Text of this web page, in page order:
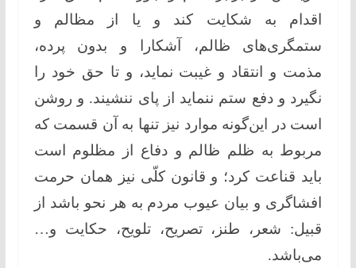
اقدام به شکایت کند و یا از مظالم و
ستمگری‌های ظالم، آشکارا و بدون پرده،
مذمت و انتقاد و غیبت نماید، و تا حق خود را
نگیرد و دفع ستم ننماید از پای ننشیند. و روشن
است در این‌گونه موارد نیز تنها به آن قسمت که
مربوط به ظلم ظالم و دفاع از مظلوم است
باید قناعت کرد؛ و قانون کلّی نیز همان حرمت
افشاگری و بیان عیوب مردم به هر نحو باشد از
قبیل: شعر، طنز، تصریح، تلویح، حکایت و…
می‌باشد.